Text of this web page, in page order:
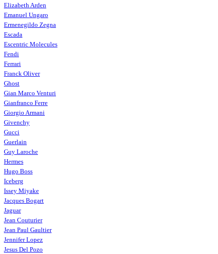
Elizabeth Arden
Emanuel Ungaro
Ermenegildo Zegna
Escada
Escentric Molecules
Fendi
Ferrari
Franck Oliver
Ghost
Gian Marco Venturi
Gianfranco Ferre
Giorgio Armani
Givenchy
Gucci
Guerlain
Guy Laroche
Hermes
Hugo Boss
Iceberg
Issey Miyake
Jacques Bogart
Jaguar
Jean Couturier
Jean Paul Gaultier
Jennifer Lopez
Jesus Del Pozo